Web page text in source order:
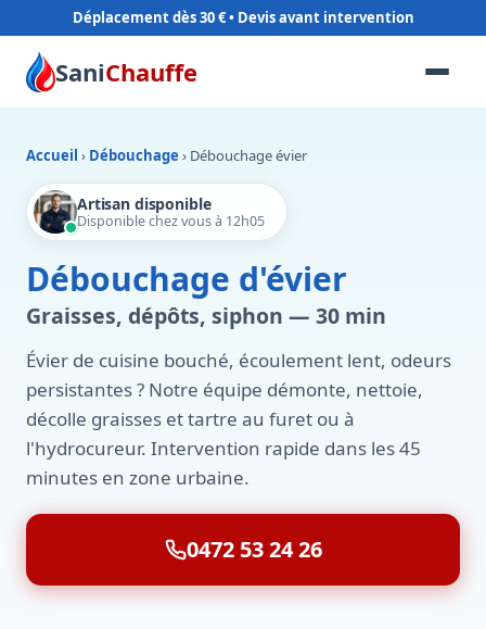
Déplacement dès 30 €
SaniChauffe
Accueil › Débouchage › Débouchage évier
Artisan disponible
Disponible chez vous à 12h05
Débouchage d'évier
Graisses, dépôts, siphon — 30 min
Évier de cuisine bouché, écoulement lent, odeurs
persistantes ? Notre équipe démonte, nettoie,
décolle graisses et tartre au furet ou à
l'hydrocureur. Intervention rapide dans les 45
minutes en zone urbaine.
0472 53 24 26